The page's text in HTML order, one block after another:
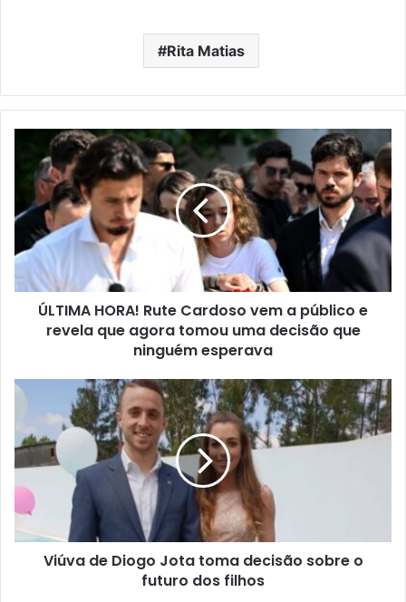
Rita Matias
ÚLTIMA HORA! Rute Cardoso vem a público e
revela que agora tomou uma decisão que
ninguém esperava
Viúva de Diogo Jota toma decisão sobre o
futuro dos filhos